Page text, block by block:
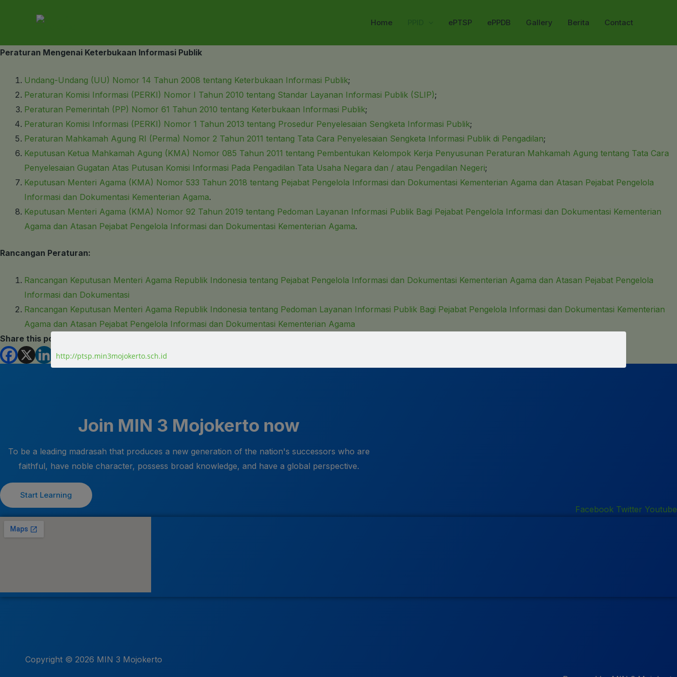
Home ePTSP ePPDB Gallery Berita Contact
Peraturan Mengenai Keterbukaan Informasi Publik
Undang-Undang (UU) Nomor 14 Tahun 2008 tentang Keterbukaan Informasi Publik;
Peraturan Komisi Informasi (PERKI) Nomor I Tahun 2010 tentang Standar Layanan Informasi Publik (SLIP);
Peraturan Pemerintah (PP) Nomor 61 Tahun 2010 tentang Keterbukaan Informasi Publik;
Peraturan Komisi Informasi (PERKI) Nomor 1 Tahun 2013 tentang Prosedur Penyelesaian Sengketa Informasi Publik;
Peraturan Mahkamah Agung RI (Perma) Nomor 2 Tahun 2011 tentang Tata Cara Penyelesaian Sengketa Informasi Publik di Pengadilan;
Keputusan Ketua Mahkamah Agung (KMA) Nomor 085 Tahun 2011 tentang Pembentukan Kelompok Kerja Penyusunan Peraturan Mahkamah Agung tentang Tata Cara
Penyelesaian Gugatan Atas Putusan Komisi Informasi Pada Pengadilan Tata Usaha Negara dan / atau Pengadilan Negeri;
Keputusan Menteri Agama (KMA) Nomor 533 Tahun 2018 tentang Pejabat Pengelola Informasi dan Dokumentasi Kementerian Agama dan Atasan Pejabat Pengelola
Informasi dan Dokumentasi Kementerian Agama.
Keputusan Menteri Agama (KMA) Nomor 92 Tahun 2019 tentang Pedoman Layanan Informasi Publik Bagi Pejabat Pengelola Informasi dan Dokumentasi Kementerian
Agama dan Atasan Pejabat Pengelola Informasi dan Dokumentasi Kementerian Agama.
Rancangan Peraturan:
Rancangan Keputusan Menteri Agama Republik Indonesia tentang Pejabat Pengelola Informasi dan Dokumentasi Kementerian Agama dan Atasan Pejabat Pengelola
Informasi dan Dokumentasi
Rancangan Keputusan Menteri Agama Republik Indonesia tentang Pedoman Layanan Informasi Publik Bagi Pejabat Pengelola Informasi dan Dokumentasi Kementerian
Agama dan Atasan Pejabat Pengelola Informasi dan Dokumentasi Kementerian Agama
Share this post
Join MIN 3 Mojokerto now
To be a leading madrasah that produces a new generation of the nation's successors who are
faithful, have noble character, possess broad knowledge, and have a global perspective.
Start Learning
Facebook Twitter Youtube
Copyright © 2026 MIN 3 Mojokerto
http://ptsp.min3mojokerto.sch.id